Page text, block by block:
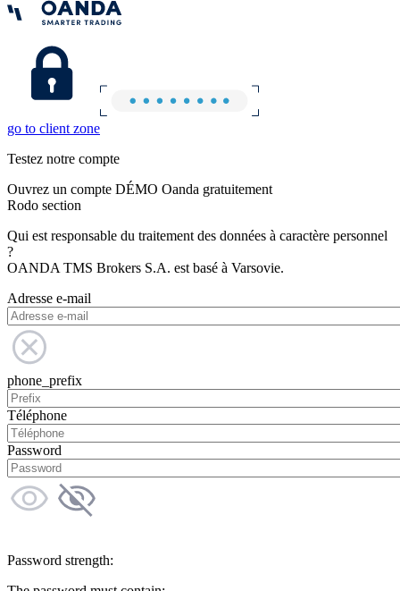
go to client zone
Testez notre compte
Ouvrez un compte DÉMO Oanda gratuitement
Rodo section
Qui est responsable du traitement des données à caractère personnel
?
OANDA TMS Brokers S.A. est basé à Varsovie.
Adresse e-mail
phone_prefix
Téléphone
Password
Password strength: